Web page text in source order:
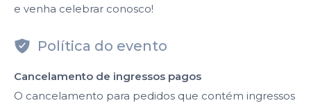
e venha celebrar conosco!
Política do evento
Cancelamento de ingressos pagos
O cancelamento para pedidos que contém ingressos